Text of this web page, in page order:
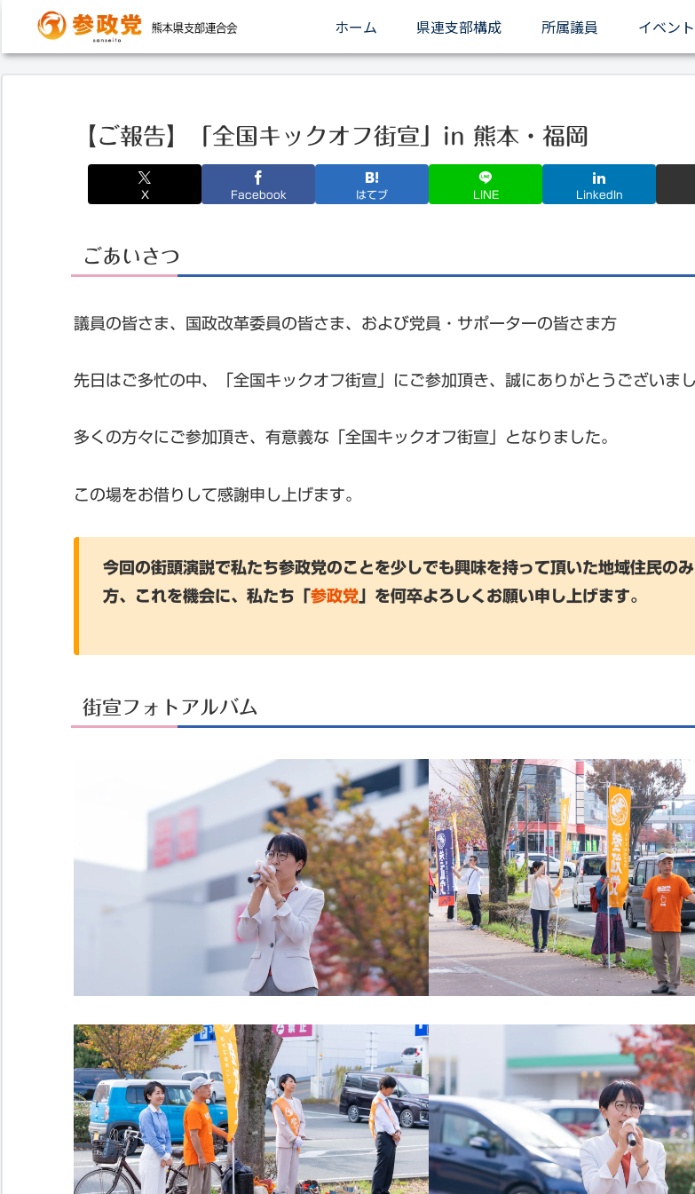
ホーム 県連支部構成 所属議員 イベン
【ご報告】「全国キックオフ街宣」in 熊本・福岡
X Facebook はてブ LINE LinkedIn
ごあいさつ
議員の皆さま、国政改革委員の皆さま、および党員・サポーターの皆さま方
先日はご多忙の中、「全国キックオフ街宣」にご参加頂き、誠にありがとうございまし
多くの方々にご参加頂き、有意義な「全国キックオフ街宣」となりました。
この場をお借りして感謝申し上げます。
今回の街頭演説で私たち参政党のことを少しでも興味を持って頂いた地域住民の
方、これを機会に、私たち「参政党 」を何卒よろしくお願い申し上げます。
街宣フォトアルバム